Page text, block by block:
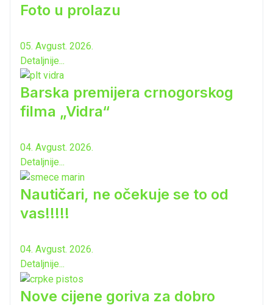
Foto u prolazu
05. Avgust. 2026.
Detaljnije...
Barska premijera crnogorskog
filma „Vidra“
04. Avgust. 2026.
Detaljnije...
Nautičari, ne očekuje se to od
vas!!!!!
04. Avgust. 2026.
Detaljnije...
Nove cijene goriva za dobro